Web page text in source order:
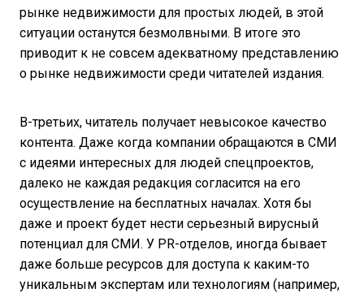
рынке недвижимости для простых людей, в этой
ситуации останутся безмолвными. В итоге это
приводит к не совсем адекватному представлению
о рынке недвижимости среди читателей издания.
В-третьих, читатель получает невысокое качество
контента. Даже когда компании обращаются в СМИ
с идеями интересных для людей спецпроектов,
далеко не каждая редакция согласится на его
осуществление на бесплатных началах. Хотя бы
даже и проект будет нести серьезный вирусный
потенциал для СМИ. У PR-отделов, иногда бывает
даже больше ресурсов для доступа к каким-то
уникальным экспертам или технологиям (например,